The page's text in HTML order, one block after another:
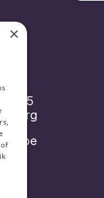
15
Berg
07
×